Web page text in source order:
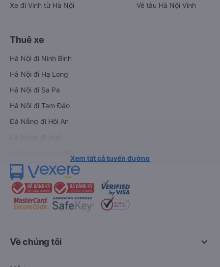
Xe đi Vinh từ Hà Nội
Vé tàu Hà Nội Vinh
Thuê xe
Hà Nội đi Ninh Bình
Hà Nội đi Hạ Long
Hà Nội đi Sa Pa
Hà Nội đi Tam Đảo
Đà Nẵng đi Hội An
Xem tất cả tuyến đường
keyboard_arrow_down
Về chúng tôi